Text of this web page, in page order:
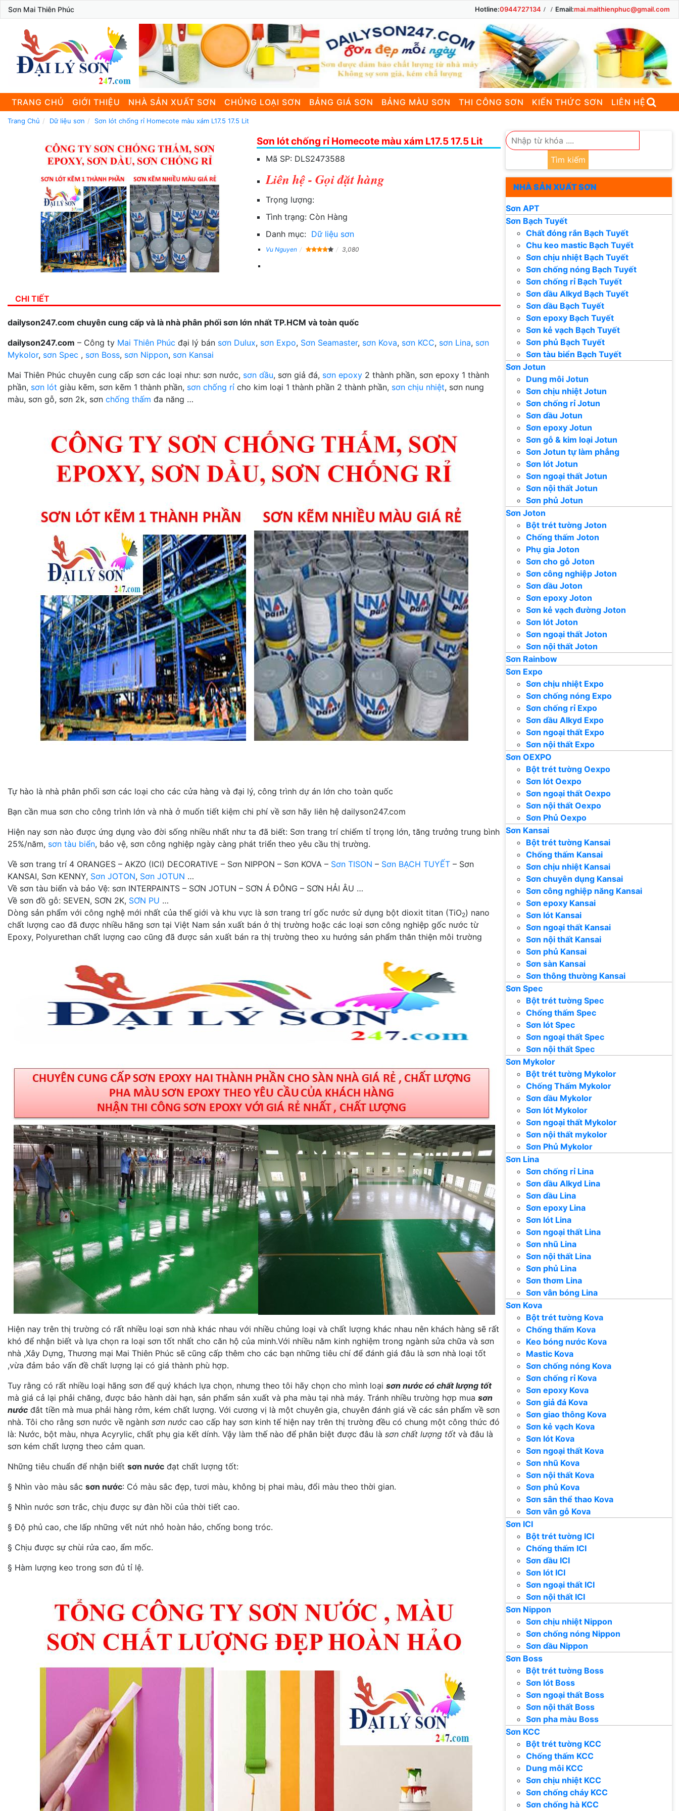
Sơn Mai Thiên Phúc Hotline:0944727134 Email:mai.maithienphuc@gmail.com
TRANG CHỦ GIỚI THIỆU NHÀ SẢN XUẤT SƠN CHỦNG LOẠI SƠN BẢNG GIÁ SƠN BẢNG MÀU SƠN THI CÔNG SƠN KIẾN THỨC SƠN LIÊN HỆ
Trang Chủ Dữ liệu sơn Sơn lót chống rỉ Homecote màu xám L17.5 17.5 Lit
Sơn lót chống rỉ Homecote màu xám L17.5 17.5 Lit
Mã SP: DLS2473588
Liên hệ - Gọi đặt hàng
Trọng lượng:
Tình trạng: Còn Hàng
Danh mục: Dữ liệu sơn
Vu Nguyen 3,080
CHI TIẾT
dailyson247.com chuyên cung cấp và là nhà phân phối sơn lớn nhất TP.HCM và toàn quốc
dailyson247.com – Công ty Mai Thiên Phúc đại lý bán sơn Dulux, sơn Expo, Sơn Seamaster, sơn Kova, sơn KCC, sơn Lina, sơn
Mykolor, sơn Spec , sơn Boss, sơn Nippon, sơn Kansai
Mai Thiên Phúc chuyên cung cấp sơn các loại như: sơn nước, sơn dầu, sơn giả đá, sơn epoxy 2 thành phần, sơn epoxy 1 thành
phần, sơn lót giàu kẽm, sơn kẽm 1 thành phần, sơn chống rỉ cho kim loại 1 thành phần 2 thành phần, sơn chịu nhiệt, sơn nung
màu, sơn gỗ, sơn 2k, sơn chống thấm đa năng …
Tự hào là nhà phân phối sơn các loại cho các cửa hàng và đại lý, công trình dự án lớn cho toàn quốc
Bạn cần mua sơn cho công trình lớn và nhà ở muốn tiết kiệm chi phí về sơn hãy liên hệ dailyson247.com
Hiện nay sơn nào được ứng dụng vào đời sống nhiều nhất như ta đã biết: Sơn trang trí chiếm tỉ trọng lớn, tăng trưởng trung bình
25%/năm, sơn tàu biển, bảo vệ, sơn công nghiệp ngày càng phát triển theo yêu cầu thị trường.
Về sơn trang trí 4 ORANGES – AKZO (ICI) DECORATIVE – Sơn NIPPON – Sơn KOVA – Sơn TISON – Sơn BẠCH TUYẾT – Sơn
KANSAI, Sơn KENNY, Sơn JOTON, Sơn JOTUN …
Về sơn tàu biển và bảo Vệ: sơn INTERPAINTS – SƠN JOTUN – SƠN Á ĐÔNG – SƠN HẢI ÂU …
Về sơn đồ gỗ: SEVEN, SƠN 2K, SƠN PU …
Dòng sản phẩm với công nghệ mới nhất của thế giới và khu vực là sơn trang trí gốc nước sử dụng bột dioxit titan (TiO2) nano
chất lượng cao đã được nhiều hãng sơn tại Việt Nam sản xuất bán ở thị trường hoặc các loại sơn công nghiệp gốc nước từ
Epoxy, Polyurethan chất lượng cao cũng đã được sản xuất bán ra thị trường theo xu hướng sản phẩm thân thiện môi trường
Hiện nay trên thị trường có rất nhiều loại sơn nhà khác nhau với nhiều chủng loại và chất lượng khác nhau nên khách hàng sẽ rất
khó để nhận biết và lựa chọn ra loại sơn tốt nhất cho căn hộ của minh.Với nhiều năm kinh nghiệm trong ngành sửa chữa và sơn
nhà ,Xây Dựng, Thương mại Mai Thiên Phúc sẽ cũng cấp thêm cho các bạn những tiêu chí để đánh giá đâu là sơn nhà loại tốt
,vừa đảm bảo vấn đề chất lượng lại có giá thành phù hợp.
Tuy rằng có rất nhiều loại hãng sơn để quý khách lựa chọn, nhưng theo tôi hãy chọn cho mình loại sơn nước có chất lượng tốt
mà giá cả lại phải chăng, được bảo hành dài hạn, sản phẩm sản xuất và pha màu tại nhà máy. Tránh nhiều trường hợp mua sơn
nước đắt tiền mà mua phải hàng rởm, kém chất lượng. Với cương vị là một chuyên gia, chuyên đánh giá về các sản phẩm về sơn
nhà. Tôi cho rằng sơn nước về ngành sơn nước cao cấp hay sơn kinh tế hiện nay trên thị trường đều có chung một công thức đó
là: Nước, bột màu, nhựa Acyrylic, chất phụ gia kết dính. Vậy làm thế nào để phân biệt được đâu là sơn chất lượng tốt và đâu là
sơn kém chất lượng theo cảm quan.
Những tiêu chuẩn để nhận biết sơn nước đạt chất lượng tốt:
§ Nhìn vào màu sắc sơn nước: Có màu sắc đẹp, tươi màu, không bị phai màu, đổi màu theo thời gian.
§ Nhìn nước sơn trắc, chịu được sự đàn hồi của thời tiết cao.
§ Độ phủ cao, che lấp những vết nứt nhỏ hoàn hảo, chống bong tróc.
§ Chịu được sự chùi rửa cao, ẩm mốc.
§ Hàm lượng keo trong sơn đủ tỉ lệ.
Tìm kiếm
NHÀ SẢN XUẤT SƠN
Sơn APT
Sơn Bạch Tuyết
Chất đóng rắn Bạch Tuyết
Chu keo mastic Bạch Tuyết
Sơn chịu nhiệt Bạch Tuyết
Sơn chống nóng Bạch Tuyết
Sơn chống rỉ Bạch Tuyết
Sơn dầu Alkyd Bạch Tuyết
Sơn dầu Bạch Tuyết
Sơn epoxy Bạch Tuyết
Sơn kẻ vạch Bạch Tuyết
Sơn phủ Bạch Tuyết
Sơn tàu biển Bạch Tuyết
Sơn Jotun
Dung môi Jotun
Sơn chịu nhiệt Jotun
Sơn chống rỉ Jotun
Sơn dầu Jotun
Sơn epoxy Jotun
Sơn gỗ & kim loại Jotun
Sơn Jotun tự làm phẳng
Sơn lót Jotun
Sơn ngoại thất Jotun
Sơn nội thất Jotun
Sơn phủ Jotun
Sơn Joton
Bột trét tường Joton
Chống thấm Joton
Phụ gia Joton
Sơn cho gỗ Joton
Sơn công nghiệp Joton
Sơn dầu Joton
Sơn epoxy Joton
Sơn kẻ vạch đường Joton
Sơn lót Joton
Sơn ngoại thất Joton
Sơn nội thất Joton
Sơn Rainbow
Sơn Expo
Sơn chịu nhiệt Expo
Sơn chống nóng Expo
Sơn chống rỉ Expo
Sơn dầu Alkyd Expo
Sơn ngoại thất Expo
Sơn nội thất Expo
Sơn OEXPO
Bột trét tường Oexpo
Sơn lót Oexpo
Sơn ngoại thất Oexpo
Sơn nội thất Oexpo
Sơn Phủ Oexpo
Sơn Kansai
Bột trét tường Kansai
Chống thấm Kansai
Sơn chịu nhiệt Kansai
Sơn chuyên dụng Kansai
Sơn công nghiệp năng Kansai
Sơn epoxy Kansai
Sơn lót Kansai
Sơn ngoại thất Kansai
Sơn nội thất Kansai
Sơn phủ Kansai
Sơn sàn Kansai
Sơn thông thường Kansai
Sơn Spec
Bột trét tường Spec
Chống thấm Spec
Sơn lót Spec
Sơn ngoại thất Spec
Sơn nội thất Spec
Sơn Mykolor
Bột trét tường Mykolor
Chống Thấm Mykolor
Sơn dầu Mykolor
Sơn lót Mykolor
Sơn ngoại thất Mykolor
Sơn nội thất mykolor
Sơn Phủ Mykolor
Sơn Lina
Sơn chống rỉ Lina
Sơn dầu Alkyd Lina
Sơn dầu Lina
Sơn epoxy Lina
Sơn lót Lina
Sơn ngoại thất Lina
Sơn nhũ Lina
Sơn nội thất Lina
Sơn phủ Lina
Sơn thơm Lina
Sơn vân bóng Lina
Sơn Kova
Bột trét tường Kova
Chống thấm Kova
Keo bóng nước Kova
Mastic Kova
Sơn chống nóng Kova
Sơn chống rỉ Kova
Sơn epoxy Kova
Sơn giả đá Kova
Sơn giao thông Kova
Sơn kẻ vạch Kova
Sơn lót Kova
Sơn ngoại thất Kova
Sơn nhũ Kova
Sơn nội thất Kova
Sơn phủ Kova
Sơn sân thể thao Kova
Sơn vân gỗ Kova
Sơn ICI
Bột trét tường ICI
Chống thấm ICI
Sơn dầu ICI
Sơn lót ICI
Sơn ngoại thất ICI
Sơn nội thất ICI
Sơn Nippon
Sơn chịu nhiệt Nippon
Sơn chống nóng Nippon
Sơn dầu Nippon
Sơn Boss
Bột trét tường Boss
Sơn lót Boss
Sơn ngoại thất Boss
Sơn nội thất Boss
Sơn pha màu Boss
Sơn KCC
Bột trét tường KCC
Chống thấm KCC
Dung môi KCC
Sơn chịu nhiệt KCC
Sơn chống cháy KCC
Sơn chống hà KCC